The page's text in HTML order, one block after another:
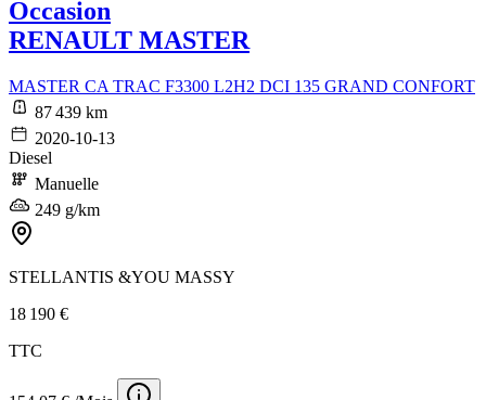
Occasion
RENAULT MASTER
MASTER CA TRAC F3300 L2H2 DCI 135 GRAND CONFORT
87 439 km
2020-10-13
Diesel
Manuelle
249 g/km
STELLANTIS &YOU MASSY
18 190 €
TTC